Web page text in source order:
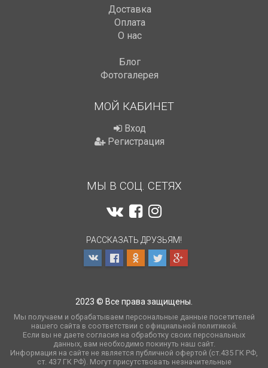
Доставка
Оплата
О нас
Блог
Фотогалерея
МОЙ КАБИНЕТ
Вход
Регистрация
МЫ В СОЦ. СЕТЯХ
РАССКАЗАТЬ ДРУЗЬЯМ!
2023 © Все права защищены.
Мы получаем и обрабатываем персональные данные посетителей
нашего сайта в соответствии с официальной политикой.
Если вы не даете согласия на обработку своих персональных
данных, вам необходимо покинуть наш сайт.
Информация на сайте не является публичной офертой (ст.435 ГК РФ,
cт. 437 ГК РФ). Могут присутствовать незначительные